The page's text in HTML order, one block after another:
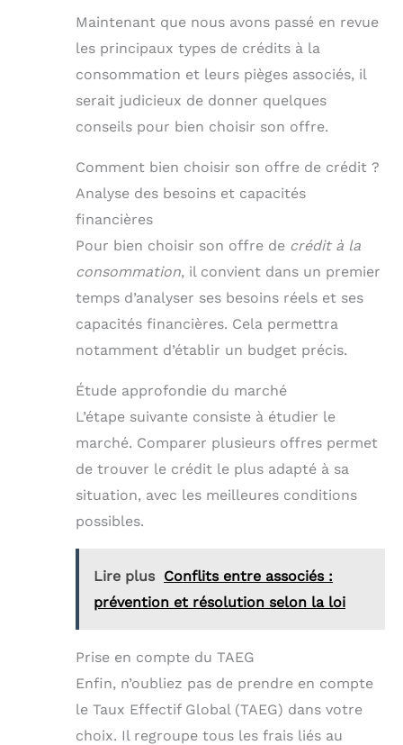
Maintenant que nous avons passé en revue
les principaux types de crédits à la
consommation et leurs pièges associés, il
serait judicieux de donner quelques
conseils pour bien choisir son offre.
Comment bien choisir son offre de crédit ?
Analyse des besoins et capacités
financières
Pour bien choisir son offre de crédit à la
consommation, il convient dans un premier
temps d’analyser ses besoins réels et ses
capacités financières. Cela permettra
notamment d’établir un budget précis.
Étude approfondie du marché
L’étape suivante consiste à étudier le
marché. Comparer plusieurs offres permet
de trouver le crédit le plus adapté à sa
situation, avec les meilleures conditions
possibles.
Lire plus Conflits entre associés :
prévention et résolution selon la loi
Prise en compte du TAEG
Enfin, n’oubliez pas de prendre en compte
le Taux Effectif Global (TAEG) dans votre
choix. Il regroupe tous les frais liés au